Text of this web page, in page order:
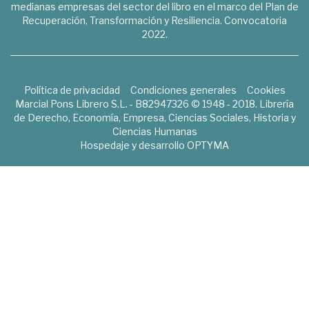
medianas empresas del sector del libro en el marco del Plan de
Recuperación, Transformación y Resiliencia. Convocatoria
2022.
Política de privacidad Condiciones generales
Cookies
Marcial Pons Librero S.L. - B82947326 © 1948 - 2018. Librería
de Derecho, Economía, Empresa, Ciencias Sociales, Historia y
Ciencias Humanas
Hospedaje y desarrollo OPTYMA